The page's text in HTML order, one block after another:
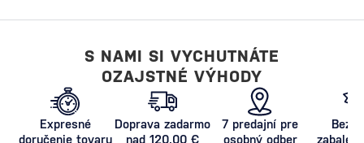
S NAMI SI VYCHUTNÁTE
OZAJSTNÉ VÝHODY
Expresné
doručenie tovaru
Doprava zadarmo
nad 120,00 €
7 predajní pre
osobný odber